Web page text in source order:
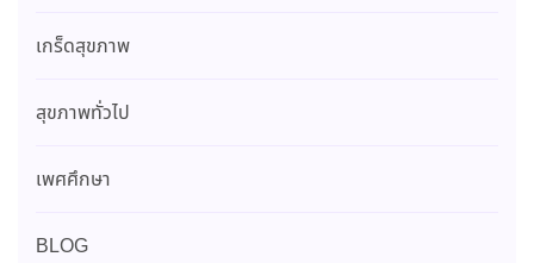
เกร็ดสุขภาพ
สุขภาพทั่วไป
เพศศึกษา
BLOG